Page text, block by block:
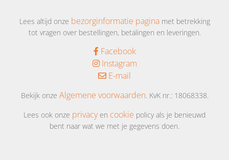
Lees altijd onze bezorginformatie paginamet betrekking
tot vragen over bestellingen, betalingen en leveringen.
Facebook
Instagram
E-mail
Bekijk onze Algemene voorwaarden . KvK nr.: 18068338.
Lees ook onze privacyen cookie policy als je benieuwd
bent naar wat we met je gegevens doen.